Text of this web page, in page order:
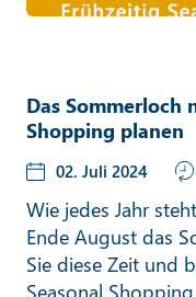
Das Sommerloch
Shopping planen
02. Juli 2024
Wie jedes Jahr
Ende August das
Sie diese Zeit und
Seasonal